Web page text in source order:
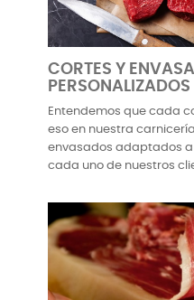
CORTES Y
PERSONALIZADOS
Entendemos que cada
eso en nuestra
envasados adaptados
cada uno de nuestros